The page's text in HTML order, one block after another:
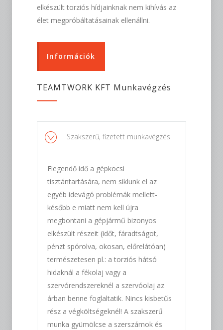
elkészült torziós hídjainknak nem kihívás az
élet megpróbáltatásainak ellenállni.
Információk
TEAMTWORK KFT Munkavégzés
Szakszerű, fizetett munkavégzés
Elegendő idő a gépkocsi
tisztántartására, nem siklunk el az
egyéb idevágó problémák mellett-
később e miatt nem kell újra
megbontani a gépjármű bizonyos
elkészült részeit (időt, fáradtságot,
pénzt spórolva, okosan, előrelátóan)
természetesen pl.: a torziós hátsó
hidaknál a fékolaj vagy a
szervórendszereknél a szervóolaj az
árban benne foglaltatik. Nincs kisbetűs
rész a végköltségeknél! A szakszerű
munka gyümölcse a szerszámok és